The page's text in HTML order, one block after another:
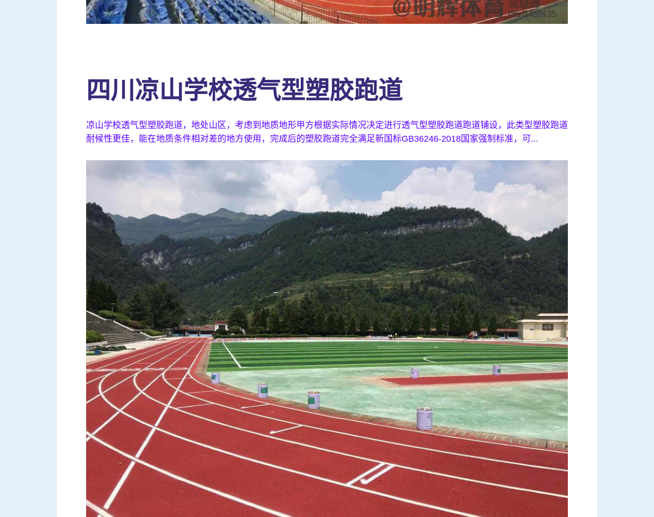
四川凉山学校透气型塑胶跑道
凉山学校透气型塑胶跑道，地处山区，考虑到地质地形甲方根据实际情况决定进行透气型塑胶跑道跑道铺设，此类型塑胶跑道
耐候性更佳，能在地质条件相对差的地方使用，完成后的塑胶跑道完全满足新国标GB36246-2018国家强制标准，可...